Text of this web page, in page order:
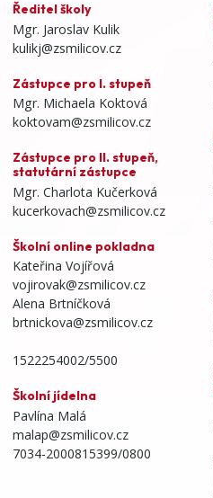
Ředitel školy
Mgr. Jaroslav Kulik
kulikj@zsmilicov.cz
Zástupce pro I. stupeň
Mgr. Michaela Koktová
koktovam@zsmilicov.cz
Zástupce pro II. stupeň,
statutární zástupce
Mgr. Charlota Kučerková
kucerkovach@zsmilicov.cz
Školní online pokladna
Kateřina Vojířová
vojirovak@zsmilicov.cz
Alena Brtníčková
brtnickova@zsmilicov.cz
1522254002/5500
Školní jídelna
Pavlína Malá
malap@zsmilicov.cz
7034-2000815399/0800